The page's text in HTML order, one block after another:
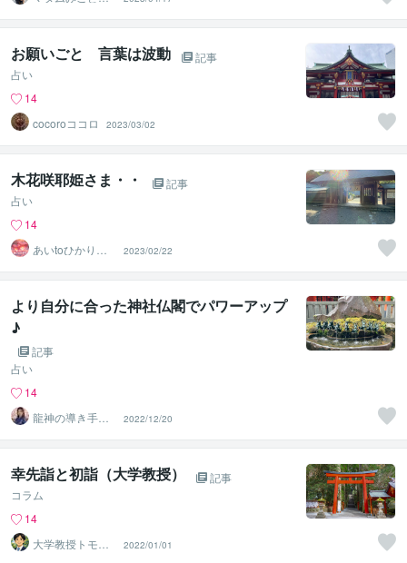
みんなのママ
お願いごと 言葉は波動
記事
占い
14
cocoroココロ
2023/03/02
木花咲耶姫さま・・
記事
占い
14
あいtoひかり
レイキティーチ
ャーあい
2023/02/22
より自分に合った神社仏閣でパワーアップ
♪
記事
占い
14
龍神の導き手＠
月宵（ツキヨ
ミ）
2022/12/20
幸先詣と初詣（大学教授）
記事
コラム
14
大学教授トモ｜
元東大教員
2022/01/01